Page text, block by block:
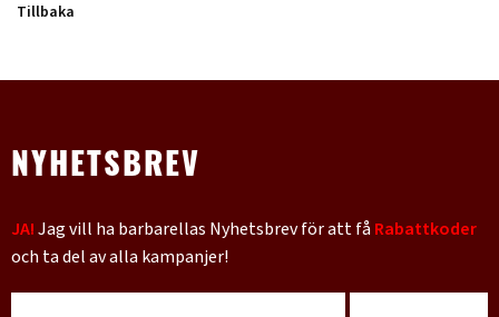
Tillbaka
NYHETSBREV
JA!Jag vill ha barbarellas Nyhetsbrev för att fåRabattkoder
och ta del av alla kampanjer!